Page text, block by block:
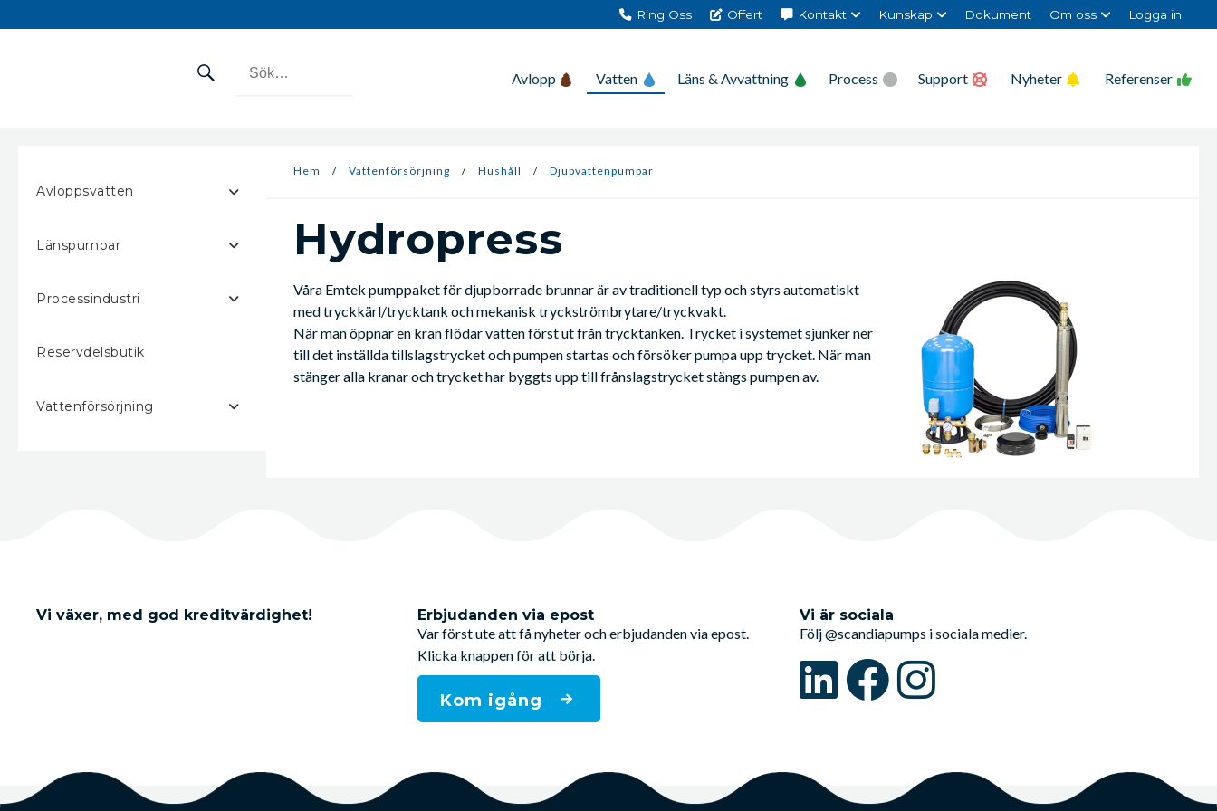
Ring Oss Offert Kontakt Kunskap Dokument Om oss Logga in
Avlopp Vatten Läns & Avvattning Process Support Nyheter Referenser
Avloppsvatten
Länspumpar
Processindustri
Reservdelsbutik
Vattenförsörjning
Hem / Vattenförsörjning / Hushåll / Djupvattenpumpar
Hydropress
Våra Emtek pumppaket för djupborrade brunnar är av traditionell typ och styrs automatiskt
med tryckkärl/trycktank och mekanisk tryckströmbrytare/tryckvakt.
När man öppnar en kran flödar vatten först ut från trycktanken. Trycket i systemet sjunker ner
till det inställda tillslagstrycket och pumpen startas och försöker pumpa upp trycket. När man
stänger alla kranar och trycket har byggts upp till frånslagstrycket stängs pumpen av.
Vi växer, med god kreditvärdighet!
Erbjudanden via epost
Var först ute att få nyheter och erbjudanden via epost.
Klicka knappen för att börja.
Kom igång
Vi är sociala
Följ @scandiapumps i sociala medier.